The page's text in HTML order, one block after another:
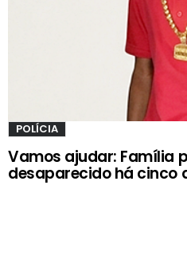
POLÍCIA
Vamos ajudar: Família
desaparecido há cinco